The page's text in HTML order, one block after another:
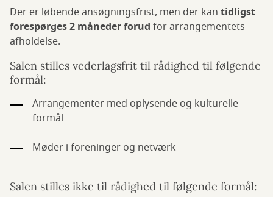
Der er løbende ansøgningsfrist, men der kan tidligst
forespørges 2 måneder forud for arrangementets
afholdelse.
Salen stilles vederlagsfrit til rådighed til følgende
formål:
Arrangementer med oplysende og kulturelle
formål
Møder i foreninger og netværk
Salen stilles ikke til rådighed til følgende formål: